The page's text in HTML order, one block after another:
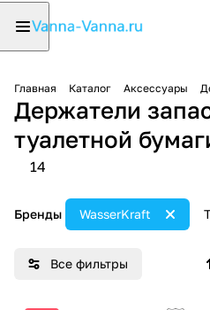
Главная Каталог Аксессуары
Держатели
туалетной
14
Бренды WasserKraft
Все фильтры